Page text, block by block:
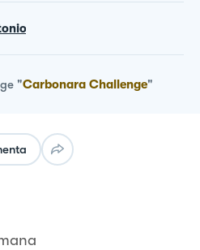
"Carbonara Challenge"